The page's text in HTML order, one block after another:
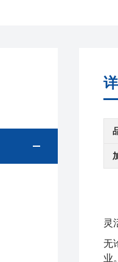
灵
无
业